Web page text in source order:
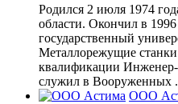
Родился 2 июля 1974
области. Окончил в
государственный
Металлорежущие
квалификации
служил в Вооруженных
ООО